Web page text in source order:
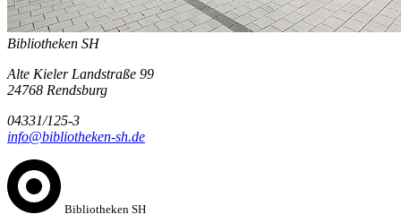
Bibliotheken SH
Alte Kieler Landstraße 99
24768 Rendsburg
04331/125-3
info@bibliotheken-sh.de
Bibliotheken SH